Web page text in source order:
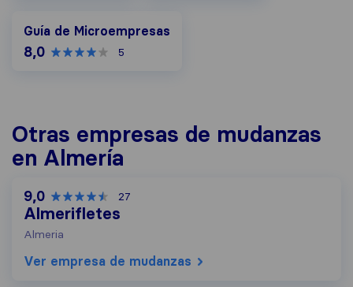
Guía de Microempresas
8,0 5
Otras empresas de mudanzas
en Almería
9,0 27
Almerifletes
Almeria
Ver empresa de mudanzas